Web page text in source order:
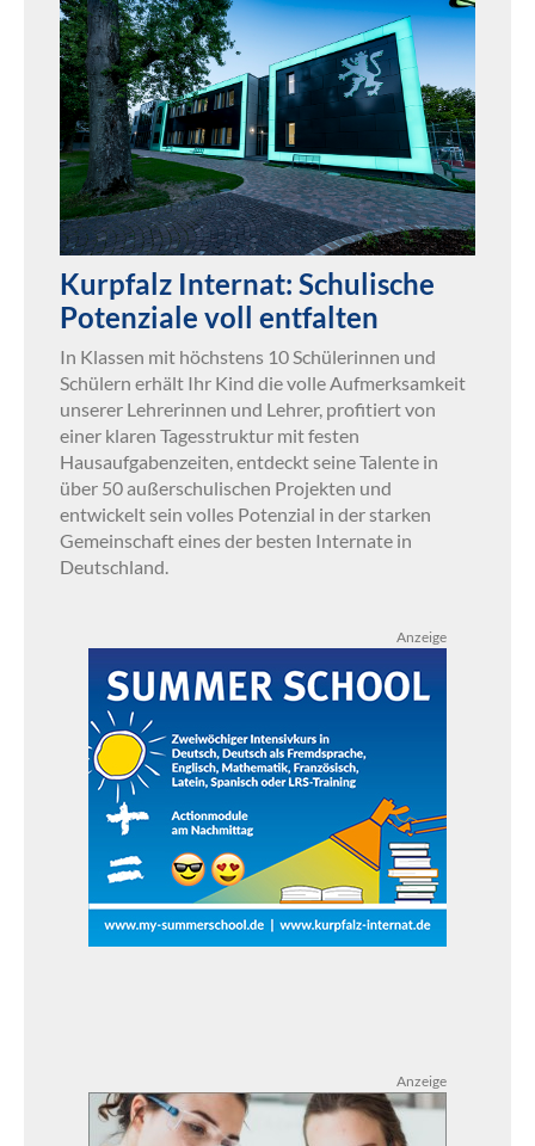
Kurpfalz Internat: Schulische
Potenziale voll entfalten
In Klassen mit höchstens 10 Schülerinnen und
Schülern erhält Ihr Kind die volle Aufmerksamkeit
unserer Lehrerinnen und Lehrer, profitiert von
einer klaren Tagesstruktur mit festen
Hausaufgabenzeiten, entdeckt seine Talente in
über 50 außerschulischen Projekten und
entwickelt sein volles Potenzial in der starken
Gemeinschaft eines der besten Internate in
Deutschland.
Anzeige
Anzeige